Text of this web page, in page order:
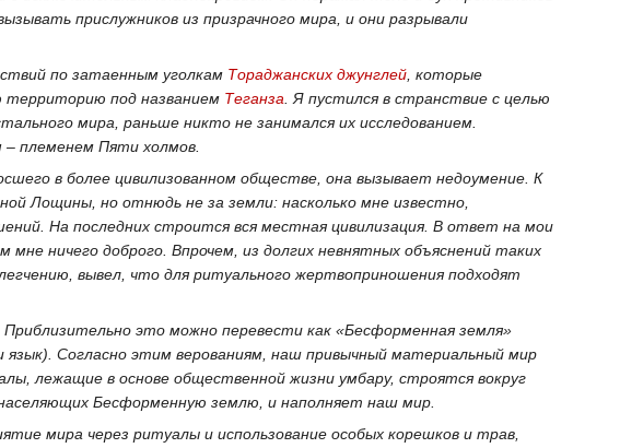
прислужников из призрачного мира, и они разрывали
по затаенным уголкам Тораджанских джунглей, которые
территорию под названием Теганза. Я пустился в странствие с целью
мира, раньше никто не занимался их исследованием.
– племенем Пяти холмов.
в более цивилизованном обществе, она вызывает недоумение. К
Лощины, но отнюдь не за земли: насколько мне известно,
На последних строится вся местная цивилизация. В ответ на мои
ничего доброго. Впрочем, из долгих невнятных объяснений таких
вывел, что для ритуального жертвоприношения подходят
это можно перевести как «Бесформенная земля»
язык). Согласно этим верованиям, наш привычный материальный мир
лежащие в основе общественной жизни умбару, строятся вокруг
Бесформенную землю, и наполняет наш мир.
мира через ритуалы и использование особых корешков и трав,